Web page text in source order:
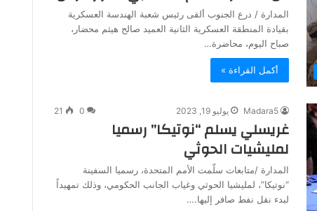
المدارة / درع الجنوب ألقى رئيس شعبة الهندسة العسكرية
بقيادة المنطقة العسكرية الثانية العميد صالح هيثم محضار،
صباح اليوم، محاضرة…
أكمل القراءة »
Madara5 يوليو 19, 2023 0
21
غريسلي يسلم “نوتيكا” رسميا
لمليشيات الحوثي
المدارة /متابعات سلّمت الأمم المتحدة، رسميا السفينة
“نوتيكا”، لمليشيا الحوثي وغياب الجانب الحكومي، وذلك تمهيداً
لبدء نقل نفط صافر إليها.…